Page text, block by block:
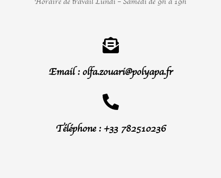
Email : olfa.zouari@polyapa.fr
Téléphone : +33 782510236